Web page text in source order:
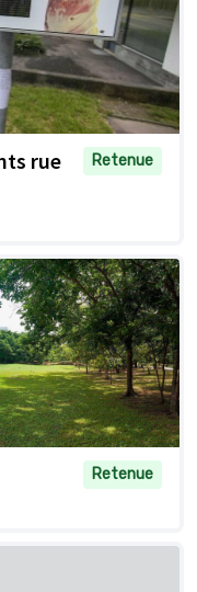
rue
Retenue
Retenue